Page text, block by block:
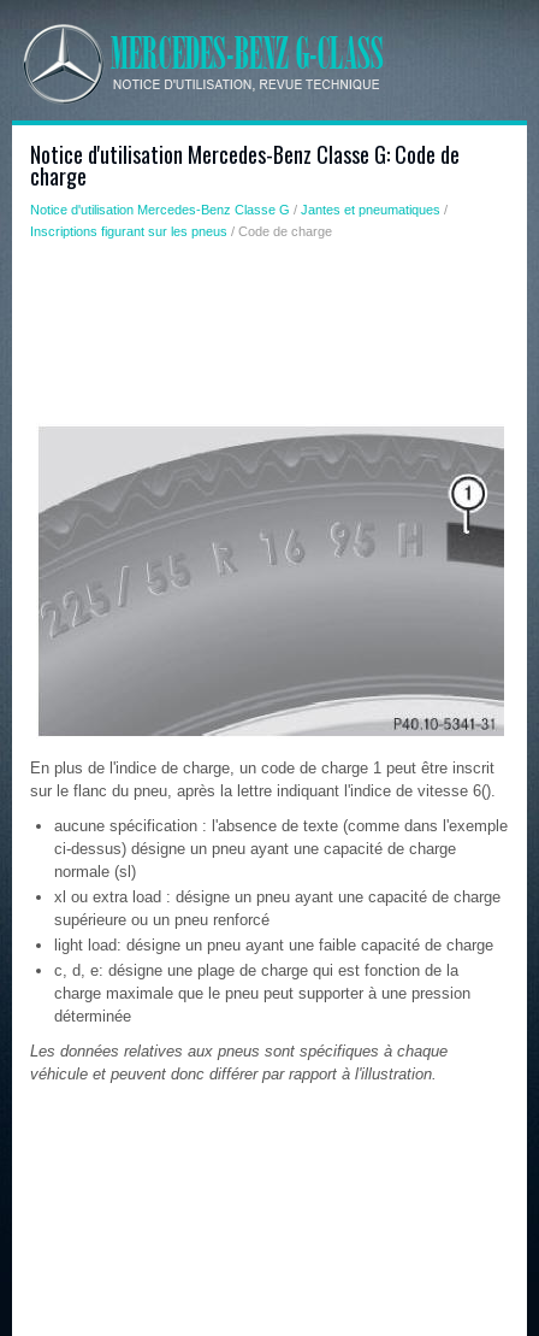
Notice d'utilisation Mercedes-Benz Classe G: Code de
charge
Notice d'utilisation Mercedes-Benz Classe G / Jantes et pneumatiques /
Inscriptions figurant sur les pneus / Code de charge
En plus de l'indice de charge, un code de charge 1 peut être inscrit
sur le flanc du pneu, après la lettre indiquant l'indice de vitesse 6().
aucune spécification : l'absence de texte (comme dans l'exemple
ci-dessus) désigne un pneu ayant une capacité de charge
normale (sl)
xl ou extra load : désigne un pneu ayant une capacité de charge
supérieure ou un pneu renforcé
light load: désigne un pneu ayant une faible capacité de charge
c, d, e: désigne une plage de charge qui est fonction de la
charge maximale que le pneu peut supporter à une pression
déterminée
Les données relatives aux pneus sont spécifiques à chaque
véhicule et peuvent donc différer par rapport à l'illustration.